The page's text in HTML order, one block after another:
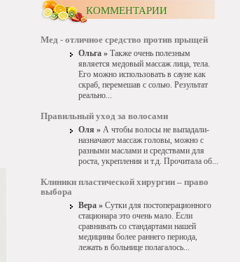
КОММЕНТАРИИ
Мед - отличное средство против прыщей
Ольга » Также очень полезным
является медовый массаж лица, тела.
Его можно использовать в сауне как
скраб, перемешав с солью. Результат
реально...
Правильный уход за волосами
Оля » А чтобы волосы не выпадали-
назначают массаж головы, можно с
разными маслами и средствами для
роста, укрепления и т.д. Прочитала об...
Клиники пластической хирургии – право
выбора
Вера » Сутки для постоперационного
стационара это очень мало. Если
сравнивать со стандартами нашей
медицины более раннего периода,
лежать в больнице полагалось...